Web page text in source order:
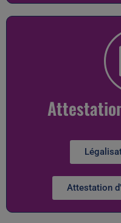
Attestation